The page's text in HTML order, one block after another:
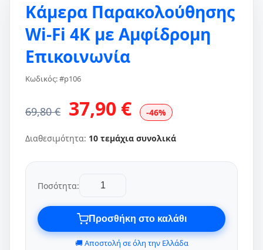
Κάμερα Παρακολούθησης
Wi-Fi 4K με Αμφίδρομη
Επικοινωνία
Κωδικός: #p106
69,80 € 37,90 € -46%
Διαθεσιμότητα: 10 τεμάχια συνολικά
Ποσότητα:
Προσθήκη στο καλάθι
🚚 Αποστολή σε όλη την Ελλάδα